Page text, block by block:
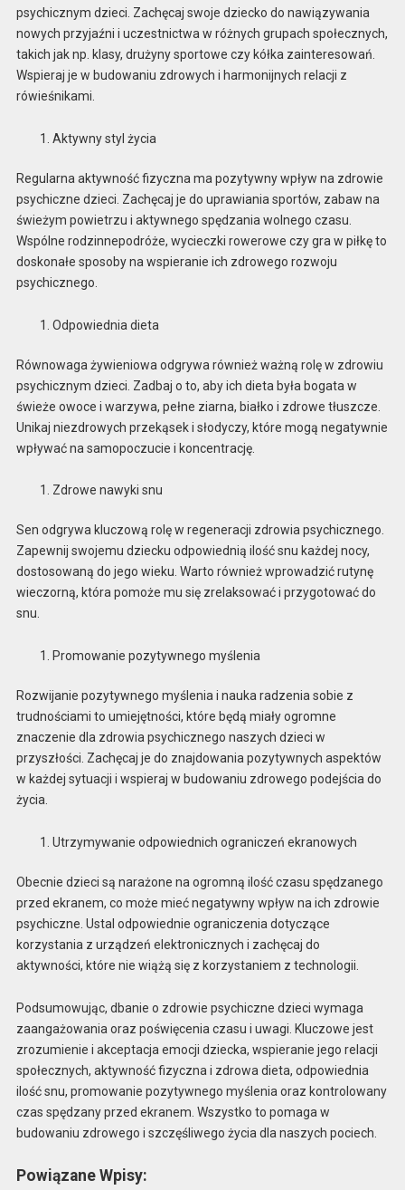
psychicznym dzieci. Zachęcaj swoje dziecko do nawiązywania
nowych przyjaźni i uczestnictwa w różnych grupach społecznych,
takich jak np. klasy, drużyny sportowe czy kółka zainteresowań.
Wspieraj je w budowaniu zdrowych i harmonijnych relacji z
rówieśnikami.
Aktywny styl życia
Regularna aktywność fizyczna ma pozytywny wpływ na zdrowie
psychiczne dzieci. Zachęcaj je do uprawiania sportów, zabaw na
świeżym powietrzu i aktywnego spędzania wolnego czasu.
Wspólne rodzinnepodróże, wycieczki rowerowe czy gra w piłkę to
doskonałe sposoby na wspieranie ich zdrowego rozwoju
psychicznego.
Odpowiednia dieta
Równowaga żywieniowa odgrywa również ważną rolę w zdrowiu
psychicznym dzieci. Zadbaj o to, aby ich dieta była bogata w
świeże owoce i warzywa, pełne ziarna, białko i zdrowe tłuszcze.
Unikaj niezdrowych przekąsek i słodyczy, które mogą negatywnie
wpływać na samopoczucie i koncentrację.
Zdrowe nawyki snu
Sen odgrywa kluczową rolę w regeneracji zdrowia psychicznego.
Zapewnij swojemu dziecku odpowiednią ilość snu każdej nocy,
dostosowaną do jego wieku. Warto również wprowadzić rutynę
wieczorną, która pomoże mu się zrelaksować i przygotować do
snu.
Promowanie pozytywnego myślenia
Rozwijanie pozytywnego myślenia i nauka radzenia sobie z
trudnościami to umiejętności, które będą miały ogromne
znaczenie dla zdrowia psychicznego naszych dzieci w
przyszłości. Zachęcaj je do znajdowania pozytywnych aspektów
w każdej sytuacji i wspieraj w budowaniu zdrowego podejścia do
życia.
Utrzymywanie odpowiednich ograniczeń ekranowych
Obecnie dzieci są narażone na ogromną ilość czasu spędzanego
przed ekranem, co może mieć negatywny wpływ na ich zdrowie
psychiczne. Ustal odpowiednie ograniczenia dotyczące
korzystania z urządzeń elektronicznych i zachęcaj do
aktywności, które nie wiążą się z korzystaniem z technologii.
Podsumowując, dbanie o zdrowie psychiczne dzieci wymaga
zaangażowania oraz poświęcenia czasu i uwagi. Kluczowe jest
zrozumienie i akceptacja emocji dziecka, wspieranie jego relacji
społecznych, aktywność fizyczna i zdrowa dieta, odpowiednia
ilość snu, promowanie pozytywnego myślenia oraz kontrolowany
czas spędzany przed ekranem. Wszystko to pomaga w
budowaniu zdrowego i szczęśliwego życia dla naszych pociech.
Powiązane Wpisy: